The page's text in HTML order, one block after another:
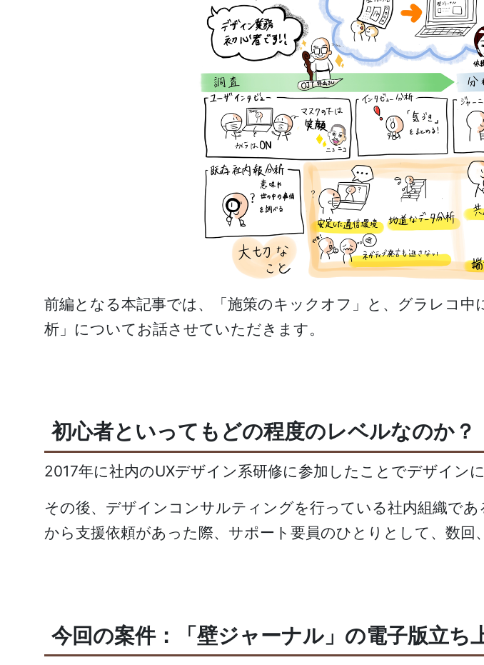
前編となる本記事では、「施策のキックオフ」と、グラレコ
析」についてお話させていただきます。
初心者といってもどの程度のレベルなのか？
2017年に社内のUXデザイン系研修に参加したことでデザイン
その後、デザインコンサルティングを行っている社内組織で
から支援依頼があった際、サポート要員のひとりとして、数回
今回の案件：「壁ジャーナル」の電子版立ち